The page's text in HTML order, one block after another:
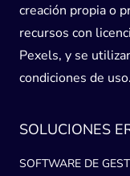
creación propia o
recursos con
Pexels, y se
condiciones de uso.
SOLUCIONES
SOFTWARE DE